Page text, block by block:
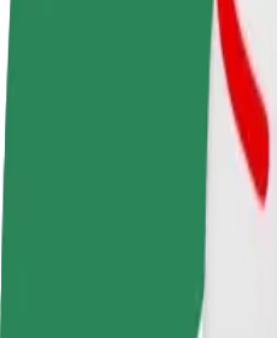
Κερδίστε χρήματα με τους
Πώς να φτάσεις από
Ψάχνεις τον καλύτερο τρόπο να